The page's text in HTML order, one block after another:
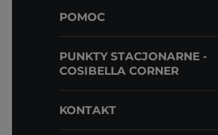
POMOC
PUNKTY STACJONARNE -
COSIBELLA CORNER
KONTAKT